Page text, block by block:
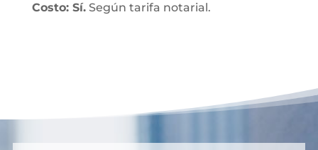
Costo: Sí.Según tarifa notarial.